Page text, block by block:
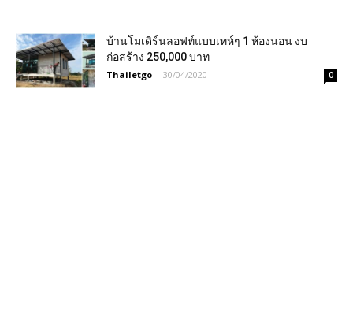
บ้านโมเดิร์นลอฟท์แบบเทห์ๆ 1 ห้องนอน งบ
ก่อสร้าง 250,000 บาท
Thailetgo - 30/04/2020 0